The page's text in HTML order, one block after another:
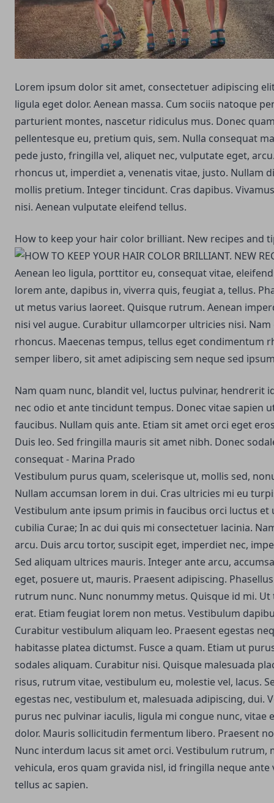
Lorem ipsum dolor sit amet, consectetuer adipiscing
ligula eget dolor. Aenean massa. Cum sociis natoque
parturient montes, nascetur ridiculus mus. Donec
pellentesque eu, pretium quis, sem. Nulla consequat
pede justo, fringilla vel, aliquet nec, vulputate eget,
rhoncus ut, imperdiet a, venenatis vitae, justo. Nullam
mollis pretium. Integer tincidunt. Cras dapibus.
nisi. Aenean vulputate eleifend tellus.
How to keep your hair color brilliant. New recipes and
Aenean leo ligula, porttitor eu, consequat vitae,
lorem ante, dapibus in, viverra quis, feugiat a, tellus.
ut metus varius laoreet. Quisque rutrum. Aenean
nisi vel augue. Curabitur ullamcorper ultricies nisi. Nam
rhoncus. Maecenas tempus, tellus eget condimentum
semper libero, sit amet adipiscing sem neque sed
Nam quam nunc, blandit vel, luctus pulvinar, hendrerit
nec odio et ante tincidunt tempus. Donec vitae sapien
faucibus. Nullam quis ante. Etiam sit amet orci eget
Duis leo. Sed fringilla mauris sit amet nibh. Donec
consequat - Marina Prado
Vestibulum purus quam, scelerisque ut, mollis sed,
Nullam accumsan lorem in dui. Cras ultricies mi eu
Vestibulum ante ipsum primis in faucibus orci luctus et
cubilia Curae; In ac dui quis mi consectetuer lacinia.
arcu. Duis arcu tortor, suscipit eget, imperdiet nec,
Sed aliquam ultrices mauris. Integer ante arcu,
eget, posuere ut, mauris. Praesent adipiscing.
rutrum nunc. Nunc nonummy metus. Quisque id mi.
erat. Etiam feugiat lorem non metus. Vestibulum
Curabitur vestibulum aliquam leo. Praesent egestas
habitasse platea dictumst. Fusce a quam. Etiam ut
sodales aliquam. Curabitur nisi. Quisque malesuada
risus, rutrum vitae, vestibulum eu, molestie vel, lacus.
egestas nec, vestibulum et, malesuada adipiscing, dui.
purus nec pulvinar iaculis, ligula mi congue nunc, vitae
dolor. Mauris sollicitudin fermentum libero. Praesent
Nunc interdum lacus sit amet orci. Vestibulum rutrum,
vehicula, eros quam gravida nisl, id fringilla neque
tellus ac sapien.